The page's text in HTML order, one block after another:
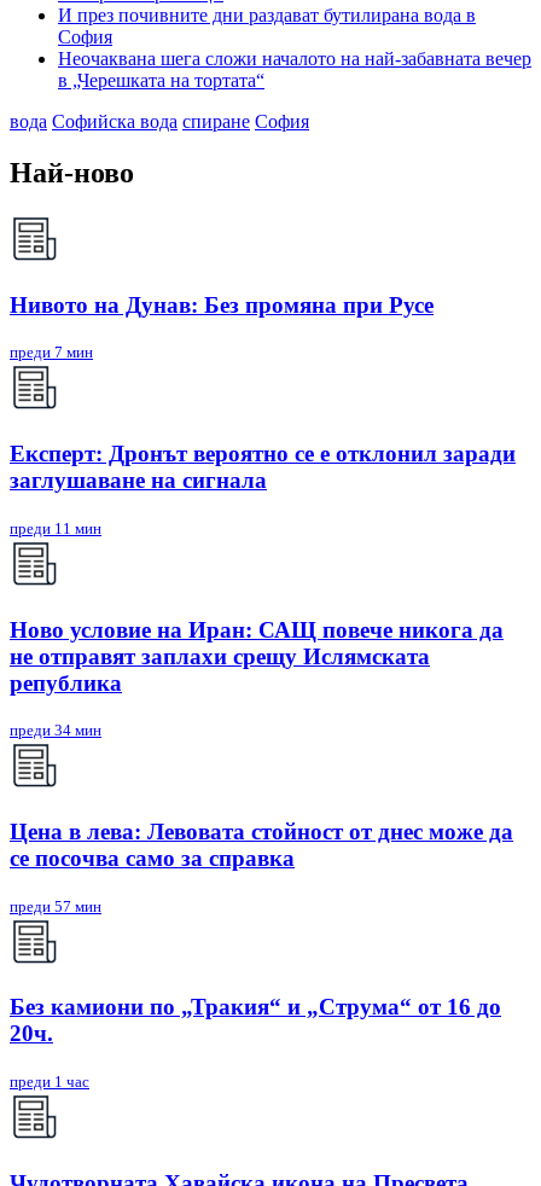
И през почивните дни раздават бутилирана вода в
София
Неочаквана шега сложи началото на най-забавната вечер
в „Черешката на тортата“
вода Софийска вода спиране София
Най-ново
Нивото на Дунав: Без промяна при Русе
преди 7 мин
Експерт: Дронът вероятно се е отклонил заради
заглушаване на сигнала
преди 11 мин
Ново условие на Иран: САЩ повече никога да
не отправят заплахи срещу Ислямската
република
преди 34 мин
Цена в лева: Левовата стойност от днес може да
се посочва само за справка
преди 57 мин
Без камиони по „Тракия“ и „Струма“ от 16 до
20ч.
преди 1 час